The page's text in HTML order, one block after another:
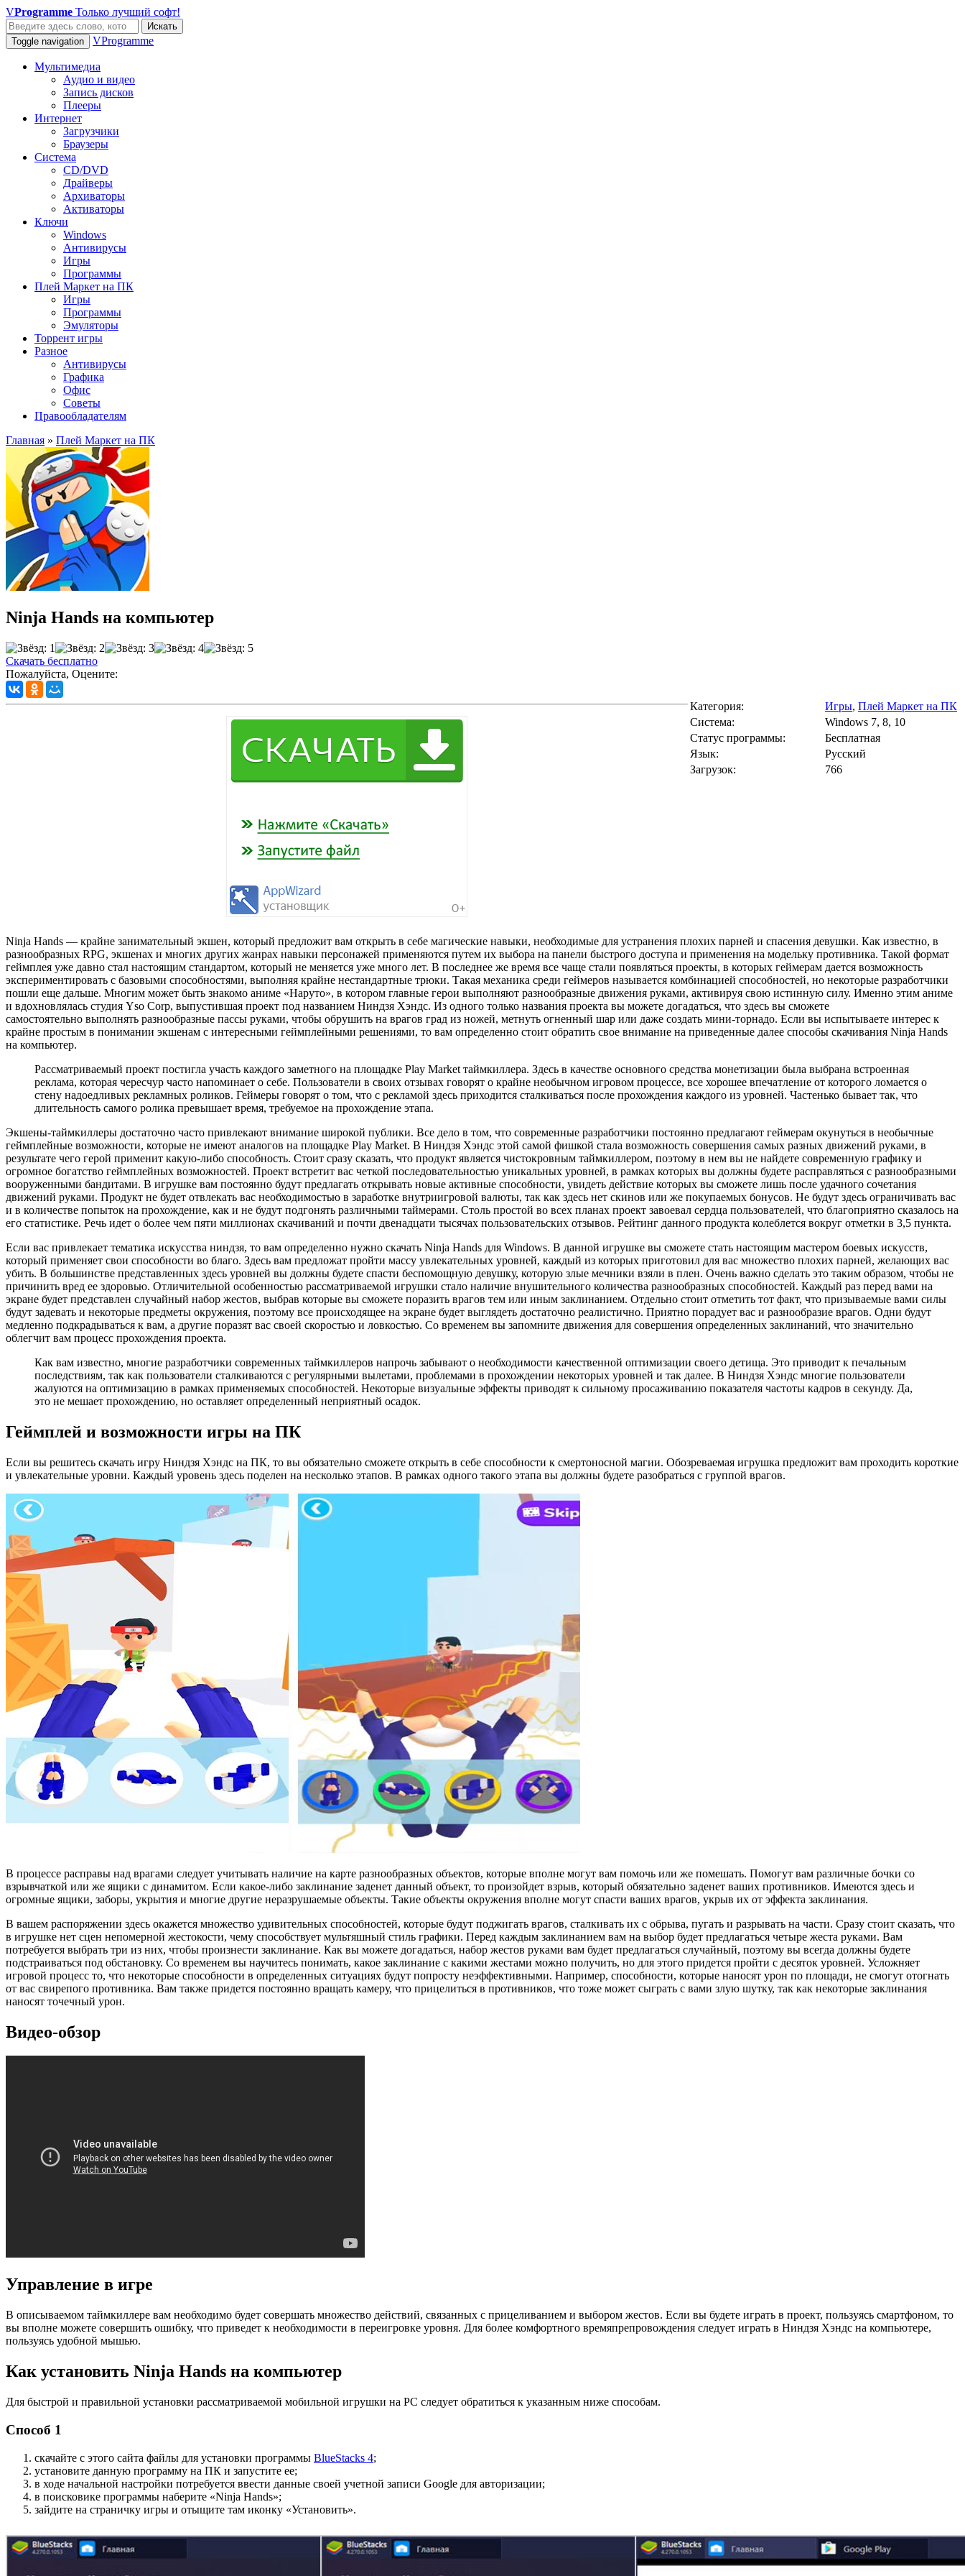
VProgramme Только лучший софт!
Искать
Toggle navigation
VProgramme
Мультимедиа
Аудио и видео
Запись дисков
Плееры
Интернет
Загрузчики
Браузеры
Система
CD/DVD
Драйверы
Архиваторы
Активаторы
Ключи
Windows
Антивирусы
Игры
Программы
Плей Маркет на ПК
Игры
Программы
Эмуляторы
Торрент игры
Разное
Антивирусы
Графика
Офис
Советы
Правообладателям
Главная » Плей Маркет на ПК
Ninja Hands на компьютер
Скачать бесплатно
Пожалуйста, Оцените:
Категория: Игры, Плей Маркет на ПК
Cистема:
Windows 7, 8, 10
Статус программы:
Бесплатная
Язык:
Русский
Загрузок:
766
Ninja Hands — крайне занимательный экшен, который предложит вам открыть в себе магические навыки, необходимые для устранения плохих парней и спасения девушки. Как известно, в
разнообразных RPG, экшенах и многих других жанрах навыки персонажей применяются путем их выбора на панели быстрого доступа и применения на модельку противника. Такой формат
геймплея уже давно стал настоящим стандартом, который не меняется уже много лет. В последнее же время все чаще стали появляться проекты, в которых геймерам дается возможность
экспериментировать с базовыми способностями, выполняя крайне нестандартные трюки. Такая механика среди геймеров называется комбинацией способностей, но некоторые разработчики
пошли еще дальше. Многим может быть знакомо аниме «Наруто», в котором главные герои выполняют разнообразные движения руками, активируя свою истинную силу. Именно этим аниме
и вдохновлялась студия Yso Corp, выпустившая проект под названием Ниндзя Хэндс. Из одного только названия проекта вы можете догадаться, что здесь вы сможете
самостоятельно выполнять разнообразные пассы руками, чтобы обрушить на врагов град из ножей, метнуть огненный шар или даже создать мини-торнадо. Если вы испытываете интерес к
крайне простым в понимании экшенам с интересными геймплейными решениями, то вам определенно стоит обратить свое внимание на приведенные далее способы скачивания Ninja Hands
на компьютер.
Рассматриваемый проект постигла участь каждого заметного на площадке Play Market таймкиллера. Здесь в качестве основного средства монетизации была выбрана встроенная
реклама, которая чересчур часто напоминает о себе. Пользователи в своих отзывах говорят о крайне необычном игровом процессе, все хорошее впечатление от которого ломается о
стену надоедливых рекламных роликов. Геймеры говорят о том, что с рекламой здесь приходится сталкиваться после прохождения каждого из уровней. Частенько бывает так, что
длительность самого ролика превышает время, требуемое на прохождение этапа.
Экшены-таймкиллеры достаточно часто привлекают внимание широкой публики. Все дело в том, что современные разработчики постоянно предлагают геймерам окунуться в необычные
геймплейные возможности, которые не имеют аналогов на площадке Play Market. В Ниндзя Хэндс этой самой фишкой стала возможность совершения самых разных движений руками, в
результате чего герой применит какую-либо способность. Стоит сразу сказать, что продукт является чистокровным таймкиллером, поэтому в нем вы не найдете современную графику и
огромное богатство геймплейных возможностей. Проект встретит вас четкой последовательностью уникальных уровней, в рамках которых вы должны будете расправляться с разнообразными
вооруженными бандитами. В игрушке вам постоянно будут предлагать открывать новые активные способности, увидеть действие которых вы сможете лишь после удачного сочетания
движений руками. Продукт не будет отвлекать вас необходимостью в заработке внутриигровой валюты, так как здесь нет скинов или же покупаемых бонусов. Не будут здесь ограничивать вас
и в количестве попыток на прохождение, как и не будут подгонять различными таймерами. Столь простой во всех планах проект завоевал сердца пользователей, что благоприятно сказалось на
его статистике. Речь идет о более чем пяти миллионах скачиваний и почти двенадцати тысячах пользовательских отзывов. Рейтинг данного продукта колеблется вокруг отметки в 3,5 пункта.
Если вас привлекает тематика искусства ниндзя, то вам определенно нужно скачать Ninja Hands для Windows. В данной игрушке вы сможете стать настоящим мастером боевых искусств,
который применяет свои способности во благо. Здесь вам предложат пройти массу увлекательных уровней, каждый из которых приготовил для вас множество плохих парней, желающих вас
убить. В большинстве представленных здесь уровней вы должны будете спасти беспомощную девушку, которую злые мечники взяли в плен. Очень важно сделать это таким образом, чтобы не
причинить вред ее здоровью. Отличительной особенностью рассматриваемой игрушки стало наличие внушительного количества разнообразных способностей. Каждый раз перед вами на
экране будет представлен случайный набор жестов, выбрав которые вы сможете поразить врагов тем или иным заклинанием. Отдельно стоит отметить тот факт, что призываемые вами силы
будут задевать и некоторые предметы окружения, поэтому все происходящее на экране будет выглядеть достаточно реалистично. Приятно порадует вас и разнообразие врагов. Одни будут
медленно подкрадываться к вам, а другие поразят вас своей скоростью и ловкостью. Со временем вы запомните движения для совершения определенных заклинаний, что значительно
облегчит вам процесс прохождения проекта.
Как вам известно, многие разработчики современных таймкиллеров напрочь забывают о необходимости качественной оптимизации своего детища. Это приводит к печальным
последствиям, так как пользователи сталкиваются с регулярными вылетами, проблемами в прохождении некоторых уровней и так далее. В Ниндзя Хэндс многие пользователи
жалуются на оптимизацию в рамках применяемых способностей. Некоторые визуальные эффекты приводят к сильному просаживанию показателя частоты кадров в секунду. Да,
это не мешает прохождению, но оставляет определенный неприятный осадок.
Геймплей и возможности игры на ПК
Если вы решитесь скачать игру Ниндзя Хэндс на ПК, то вы обязательно сможете открыть в себе способности к смертоносной магии. Обозреваемая игрушка предложит вам проходить короткие
и увлекательные уровни. Каждый уровень здесь поделен на несколько этапов. В рамках одного такого этапа вы должны будете разобраться с группой врагов.
В процессе расправы над врагами следует учитывать наличие на карте разнообразных объектов, которые вполне могут вам помочь или же помешать. Помогут вам различные бочки со
взрывчаткой или же ящики с динамитом. Если какое-либо заклинание заденет данный объект, то произойдет взрыв, который обязательно заденет ваших противников. Имеются здесь и
огромные ящики, заборы, укрытия и многие другие неразрушаемые объекты. Такие объекты окружения вполне могут спасти ваших врагов, укрыв их от эффекта заклинания.
В вашем распоряжении здесь окажется множество удивительных способностей, которые будут поджигать врагов, сталкивать их с обрыва, пугать и разрывать на части. Сразу стоит сказать, что
в игрушке нет сцен непомерной жестокости, чему способствует мультяшный стиль графики. Перед каждым заклинанием вам на выбор будет предлагаться четыре жеста руками. Вам
потребуется выбрать три из них, чтобы произнести заклинание. Как вы можете догадаться, набор жестов руками вам будет предлагаться случайный, поэтому вы всегда должны будете
подстраиваться под обстановку. Со временем вы научитесь понимать, какое заклинание с какими жестами можно получить, но для этого придется пройти с десяток уровней. Усложняет
игровой процесс то, что некоторые способности в определенных ситуациях будут попросту неэффективными. Например, способности, которые наносят урон по площади, не смогут отогнать
от вас свирепого противника. Вам также придется постоянно вращать камеру, что прицелиться в противников, что тоже может сыграть с вами злую шутку, так как некоторые заклинания
наносят точечный урон.
Видео-обзор
Управление в игре
В описываемом таймкиллере вам необходимо будет совершать множество действий, связанных с прицеливанием и выбором жестов. Если вы будете играть в проект, пользуясь смартфоном, то
вы вполне можете совершить ошибку, что приведет к необходимости в переигровке уровня. Для более комфортного времяпрепровождения следует играть в Ниндзя Хэндс на компьютере,
пользуясь удобной мышью.
Как установить Ninja Hands на компьютер
Для быстрой и правильной установки рассматриваемой мобильной игрушки на PC следует обратиться к указанным ниже способам.
Способ 1
скачайте с этого сайта файлы для установки программы BlueStacks 4;
установите данную программу на ПК и запустите ее;
в ходе начальной настройки потребуется ввести данные своей учетной записи Google для авторизации;
в поисковике программы наберите «Ninja Hands»;
зайдите на страничку игры и отыщите там иконку «Установить».